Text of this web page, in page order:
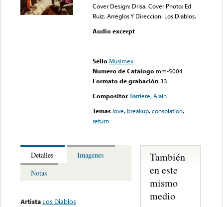
Cover Design: Drisa. Cover Photo: Ed
Ruiz. Arreglos Y Direccion: Los Diablos.
Audio excerpt
Sello Musimex
Numero de Catalogo mm-5004
Formato de grabación 33
Compositor Barriere, Alain
Temas love, breakup,consolation,
return
Detalles
Imagenes
Notas
Artista Los Diablos
También
en este
mismo
medio